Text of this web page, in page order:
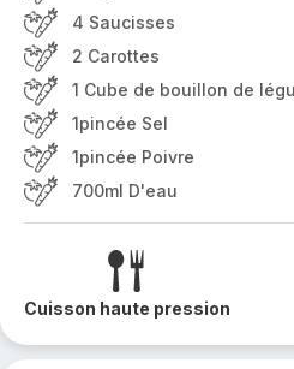
4 Saucisses
2 Carottes
1 Cube de bouillon de
1pincée Sel
1pincée Poivre
700ml D'eau
Cuisson haute pression